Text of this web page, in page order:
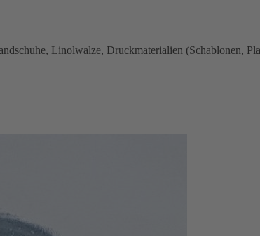
Linolwalze, Druckmaterialien (Schablonen,